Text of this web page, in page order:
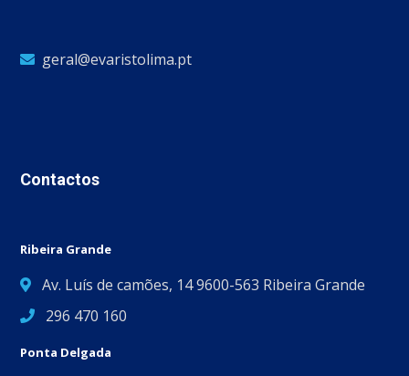
geral@evaristolima.pt
Contactos
Ribeira Grande
Av. Luís de camões, 14 9600-563 Ribeira Grande
296 470 160
Ponta Delgada